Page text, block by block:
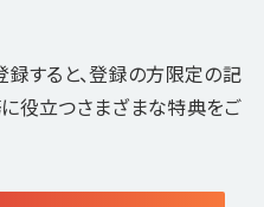
録すると、登録の方限定の記
役立つさまざまな特典をご